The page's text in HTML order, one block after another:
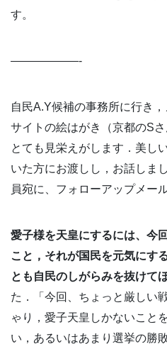
す。
——————-
自民A.Y候補の事務所に行き
サイトの絵はがき（京都のS
とても見栄えがします．美し
いた方にお渡しし，お話しま
員宛に、フォローアップメー
愛子様を天皇にするには、今
こと，それが国民を元気にす
とも自民のしがらみを抜けて
た．「今回、ちょっと厳しい
ゃり，愛子天皇しかないこと
い，あるいはあまり選挙の勝